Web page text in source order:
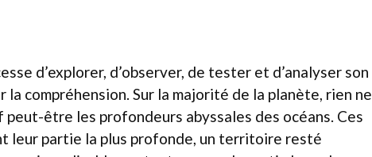
d’explorer, d’observer, de tester et d’analyser son
compréhension. Sur la majorité de la planète, rien ne
peut-être les profondeurs abyssales des océans. Ces
leur partie la plus profonde, un territoire resté